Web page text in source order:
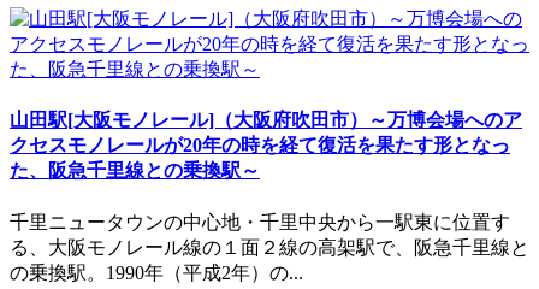
山田駅[大阪モノレール]（大阪府吹田市）～万博会場へのア
クセスモノレールが20年の時を経て復活を果たす形となっ
た、阪急千里線との乗換駅～
千里ニュータウンの中心地・千里中央から一駅東に位置す
る、大阪モノレール線の１面２線の高架駅で、阪急千里線と
の乗換駅。1990年（平成2年）の...